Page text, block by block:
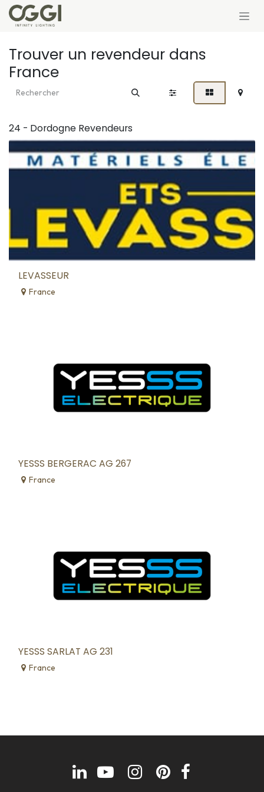
Se rendre au contenu
Trouver un revendeur dans
France
24 - Dordogne Revendeurs
LEVASSEUR
France
YESSS BERGERAC AG 267
France
YESSS SARLAT AG 231
France